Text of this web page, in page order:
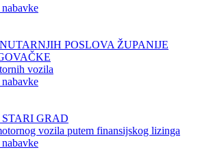
POSLOVA ŽUPANIJE
vozila
GRAD
vozila putem finansijskog lizinga